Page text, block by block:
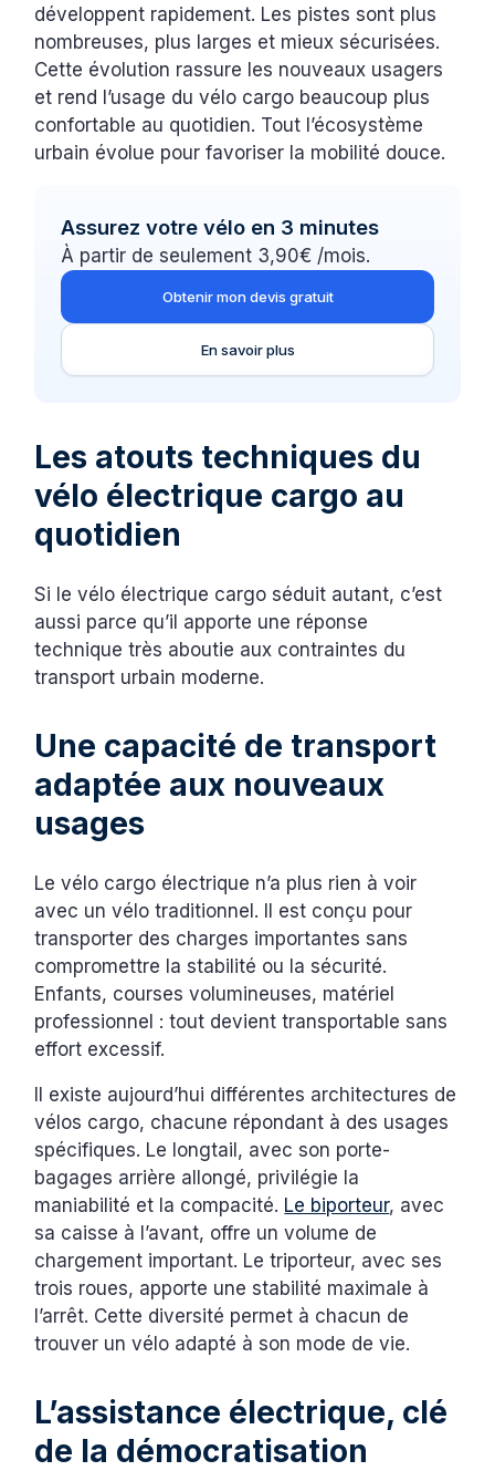
développent rapidement. Les pistes sont plus
nombreuses, plus larges et mieux sécurisées.
Cette évolution rassure les nouveaux usagers
et rend l’usage du vélo cargo beaucoup plus
confortable au quotidien. Tout l’écosystème
urbain évolue pour favoriser la mobilité douce.
Assurez votre vélo en 3 minutes
À partir de seulement 3,90€ /mois.
Obtenir mon devis gratuit
En savoir plus
Les atouts techniques du
vélo électrique cargo au
quotidien
Si le vélo électrique cargo séduit autant, c’est
aussi parce qu’il apporte une réponse
technique très aboutie aux contraintes du
transport urbain moderne.
Une capacité de transport
adaptée aux nouveaux
usages
Le vélo cargo électrique n’a plus rien à voir
avec un vélo traditionnel. Il est conçu pour
transporter des charges importantes sans
compromettre la stabilité ou la sécurité.
Enfants, courses volumineuses, matériel
professionnel : tout devient transportable sans
effort excessif.
Il existe aujourd’hui différentes architectures de
vélos cargo, chacune répondant à des usages
spécifiques. Le longtail, avec son porte-
bagages arrière allongé, privilégie la
maniabilité et la compacité. Le biporteur, avec
sa caisse à l’avant, offre un volume de
chargement important. Le triporteur, avec ses
trois roues, apporte une stabilité maximale à
l’arrêt. Cette diversité permet à chacun de
trouver un vélo adapté à son mode de vie.
L’assistance électrique, clé
de la démocratisation